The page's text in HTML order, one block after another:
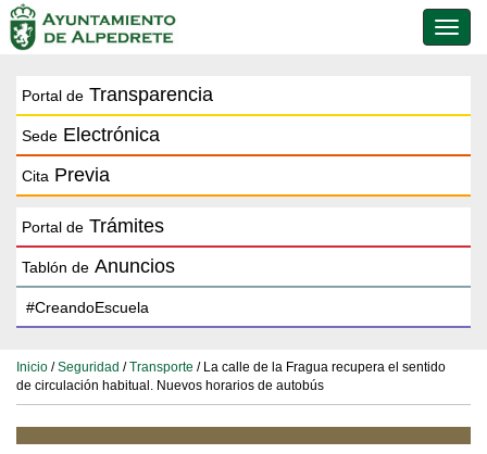
de
Portal de Transparencia
Sede Electrónica
Cita Previa
Portal de Trámites
Tablón de Anuncios
Inicio /Seguridad /Transporte / La calle de la Fragua recupera el sentido
de circulación habitual. Nuevos horarios de autobús